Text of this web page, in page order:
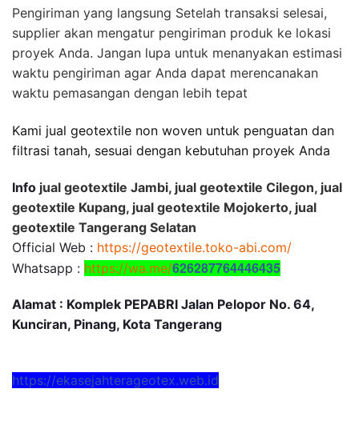
Pengiriman yang langsung Setelah transaksi selesai,
supplier akan mengatur pengiriman produk ke lokasi
proyek Anda. Jangan lupa untuk menanyakan estimasi
waktu pengiriman agar Anda dapat merencanakan
waktu pemasangan dengan lebih tepat
Kami jual geotextile non woven untuk penguatan dan
filtrasi tanah, sesuai dengan kebutuhan proyek Anda
Info jual geotextile Jambi, jual geotextile Cilegon, jual
geotextile Kupang, jual geotextile Mojokerto, jual
geotextile Tangerang Selatan
Official Web : https://geotextile.toko-abi.com/
Whatsapp : https://wa.me/626287764446435
Alamat : Komplek PEPABRI Jalan Pelopor No. 64,
Kunciran, Pinang, Kota Tangerang
https://ekasejahterageotex.web.id